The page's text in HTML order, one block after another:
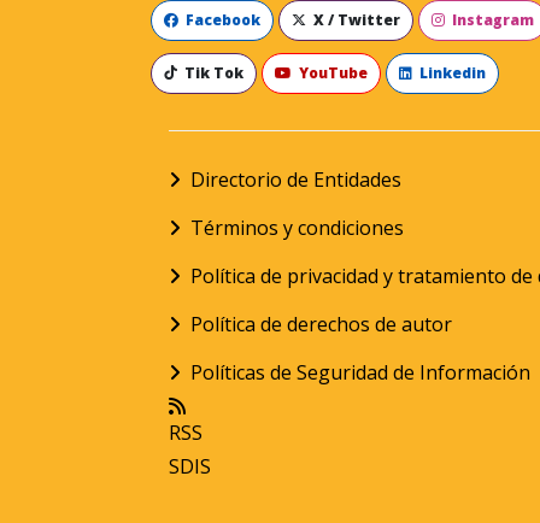
Facebook X / Twitter Instagram
Tik Tok YouTube Linkedin
Directorio de Entidades
Términos y condiciones
Política de privacidad y tratamiento
Política de derechos de autor
Políticas de Seguridad de Información
RSS
SDIS